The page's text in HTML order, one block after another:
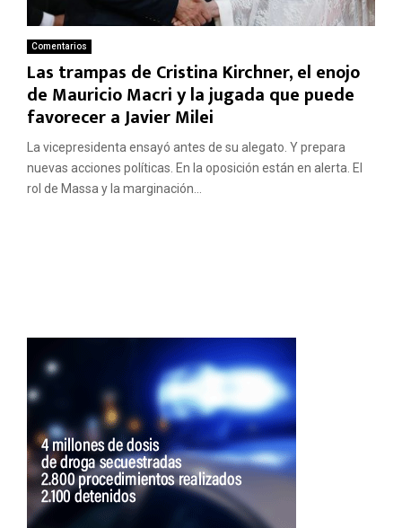
Comentarios
Las trampas de Cristina Kirchner, el enojo
de Mauricio Macri y la jugada que puede
favorecer a Javier Milei
La vicepresidenta ensayó antes de su alegato. Y prepara
nuevas acciones políticas. En la oposición están en alerta. El
rol de Massa y la marginación...